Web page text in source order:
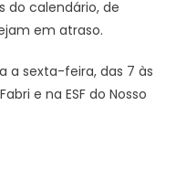
do calendário, de
em atraso.
a sexta-feira, das 7 às
e na ESF do Nosso